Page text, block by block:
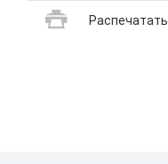
Распечатать